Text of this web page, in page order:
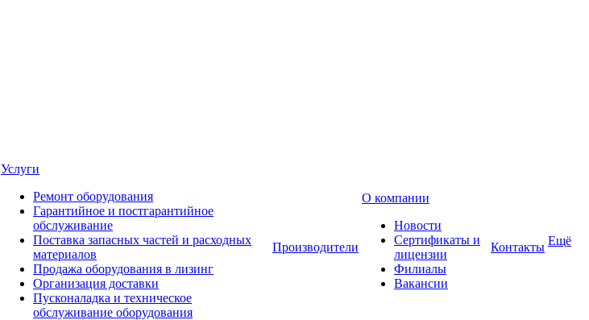
Услуги
Ремонт оборудования
Гарантийное и постгарантийное
обслуживание
Поставка запасных частей и расходных
материалов
Продажа оборудования в лизинг
Организация доставки
Пусконаладка и техническое
обслуживание оборудования
Производители
О компании
Новости
Сертификаты и
лицензии
Филиалы
Вакансии
Контакты Ещё